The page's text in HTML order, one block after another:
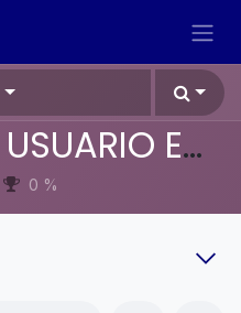
MANUALES DE USUARIO EN ESPAÑOL ODOO 19
0 %